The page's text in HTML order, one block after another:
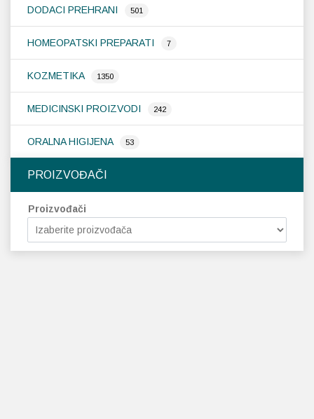
DODACI PREHRANI 501
HOMEOPATSKI PREPARATI 7
KOZMETIKA 1350
MEDICINSKI PROIZVODI 242
ORALNA HIGIJENA 53
PROIZVOĐAČI
Proizvođači